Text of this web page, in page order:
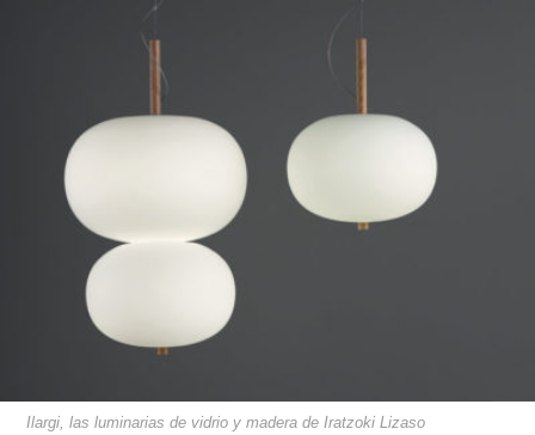
Ilargi, las luminarias de vidrio y madera de Iratzoki Lizaso